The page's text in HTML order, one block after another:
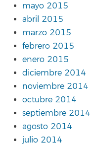
mayo 2015
abril 2015
marzo 2015
febrero 2015
enero 2015
diciembre 2014
noviembre 2014
octubre 2014
septiembre 2014
agosto 2014
julio 2014